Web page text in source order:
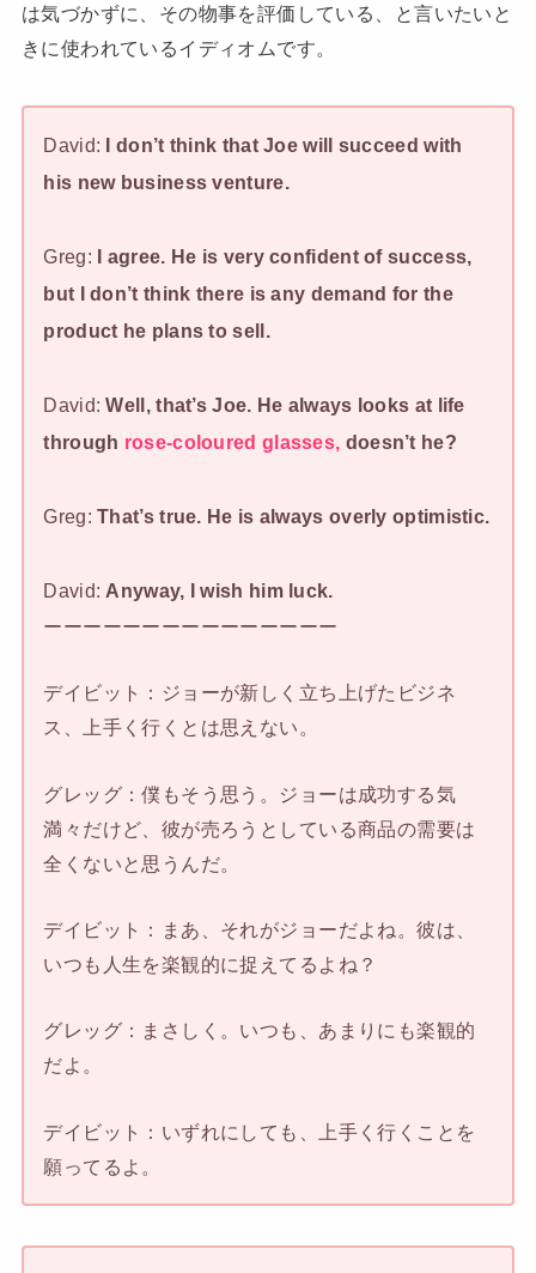
は気づかずに、その物事を評価している、と言いたいと
きに使われているイディオムです。
David: I don’t think that Joe will succeed with
his new business venture.
Greg: I agree. He is very confident of success,
but I don’t think there is any demand for the
product he plans to sell.
David:Well, that’s Joe. He always looks at life
through rose-coloured glasses, doesn’t he?
Greg:That’s true. He is always overly optimistic.
David: Anyway, I wish him luck.
ーーーーーーーーーーーーーーー
デイビット：ジョーが新しく立ち上げたビジネ
ス、上手く行くとは思えない。
グレッグ：僕もそう思う。ジョーは成功する気
満々だけど、彼が売ろうとしている商品の需要は
全くないと思うんだ。
デイビット：まあ、それがジョーだよね。彼は、
いつも人生を楽観的に捉えてるよね？
グレッグ：まさしく。いつも、あまりにも楽観的
だよ。
デイビット：いずれにしても、上手く行くことを
願ってるよ。